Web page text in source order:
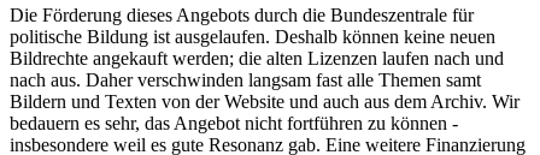
Die Förderung dieses Angebots durch die Bundeszentrale für
politische Bildung ist ausgelaufen. Deshalb können keine neuen
Bildrechte angekauft werden; die alten Lizenzen laufen nach und
nach aus. Daher verschwinden langsam fast alle Themen samt
Bildern und Texten von der Website und auch aus dem Archiv. Wir
bedauern es sehr, das Angebot nicht fortführen zu können -
insbesondere weil es gute Resonanz gab. Eine weitere Finanzierung